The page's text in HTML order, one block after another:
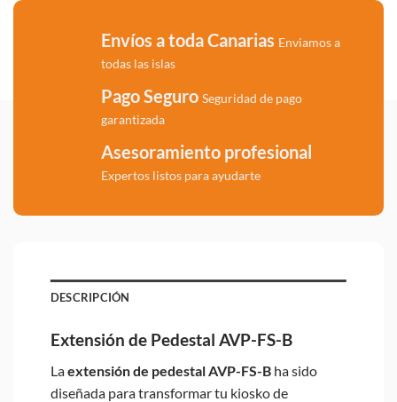
Envíos a toda Canarias Enviamos a
todas las islas
Pago SeguroSeguridad de pago
garantizada
Asesoramiento profesional
Expertos listos para ayudarte
DESCRIPCIÓN
Extensión de Pedestal AVP-FS-B
Laextensión de pedestal AVP-FS-Bha sido
diseñada para transformar tu kiosko de